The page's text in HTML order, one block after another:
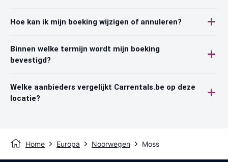
Hoe kan ik mijn boeking wijzigen of annuleren?
Binnen welke termijn wordt mijn boeking
bevestigd?
Welke aanbieders vergelijkt Carrentals.be op deze
locatie?
Home Europa Noorwegen Moss